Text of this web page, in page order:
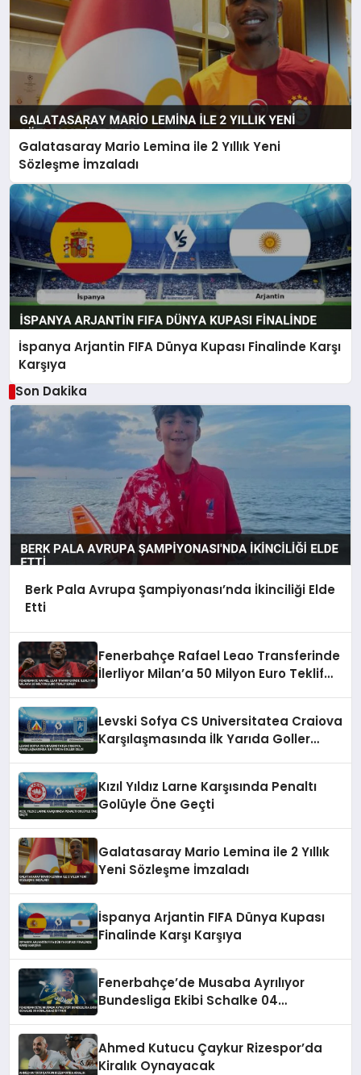
Galatasaray Mario Lemina ile 2 Yıllık Yeni
Sözleşme İmzaladı
İspanya Arjantin FIFA Dünya Kupası Finalinde Karşı
Karşıya
Son Dakika
Berk Pala Avrupa Şampiyonası’nda İkinciliği Elde
Etti
Fenerbahçe Rafael Leao Transferinde
İlerliyor Milan’a 50 Milyon Euro Teklif
Levski Sofya CS Universitatea Craiova
Karşılaşmasında İlk Yarıda Goller
Kızıl Yıldız Larne Karşısında Penaltı
Golüyle Öne Geçti
Galatasaray Mario Lemina ile 2 Yıllık
Yeni Sözleşme İmzaladı
İspanya Arjantin FIFA Dünya Kupası
Finalinde Karşı Karşıya
Fenerbahçe’de Musaba Ayrılıyor
Bundesliga Ekibi Schalke 04
Ahmed Kutucu Çaykur Rizespor’da
Kiralık Oynayacak